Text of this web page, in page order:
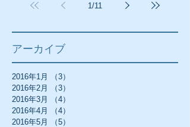
1/11
アーカイブ
2016年1月 （3）
2016年2月
（3）
2016年3月
（4）
2016年4月
（4）
2016年5月
（5）